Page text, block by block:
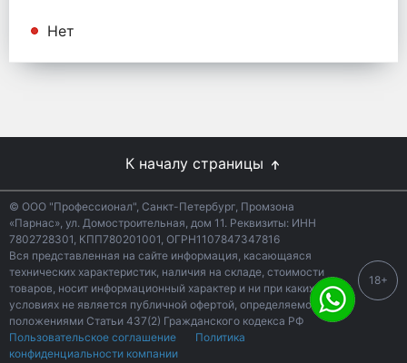
Нет
К началу страницы
© ООО "Профессионал", Санкт-Петербург, Промзона
«Парнас», ул. Домостроительная, дом 11. Реквизиты: ИНН
7802728301, КПП780201001, ОГРН1107847347816
Вся представленная на сайте информация, касающаяся
технических характеристик, наличия на складе, стоимости
товаров, носит информационный характер и ни при каких
условиях не является публичной офертой, определяемой
положениями Статьи 437(2) Гражданского кодекса РФ
Пользовательское соглашение
Политика
конфиденциальности компании
18+